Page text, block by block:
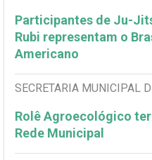
Participantes de Ju-
Rubi representam o
Americano
SECRETARIA MUNICIPAL
Rolê Agroecológico
Rede Municipal